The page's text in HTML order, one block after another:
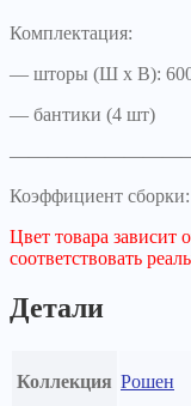
Комплектация:
— шторы (Ш х В): 600
— бантики (4 шт)
Коэффициент сборки:
Цвет товара зависит
соответствовать
Детали
Коллекция Рошен